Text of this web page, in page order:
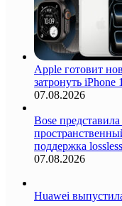
Apple готовит
затронуть
07.08.2026
Bose
поддержка
07.08.2026
Huawei